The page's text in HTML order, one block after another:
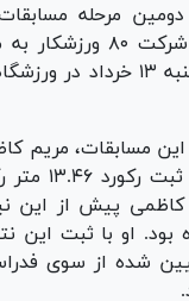
دومین مرحله
بزرگ (بانوان) با
عصر امروز چهارشنبه ۱۳
این مسابقات، مریم
گام موفق
شده از سوی